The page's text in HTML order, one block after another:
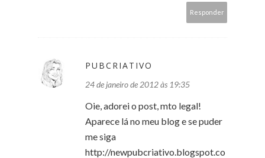
Responder
PUBCRIATIVO
24 de janeiro de 2012 às 19:35
Oie, adorei o post, mto legal!
Aparece lá no meu blog e se puder
me siga
http://newpubcriativo.blogspot.co